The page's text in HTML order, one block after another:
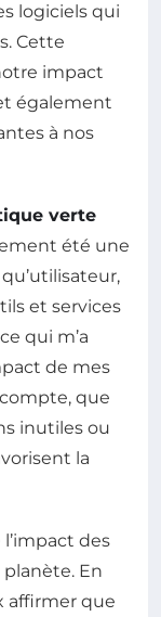
logiciels qui
Cette
impact
également
à nos
verte
été une
et services
qui m’a
de mes
que
inutiles ou
la
des
En
affirmer que